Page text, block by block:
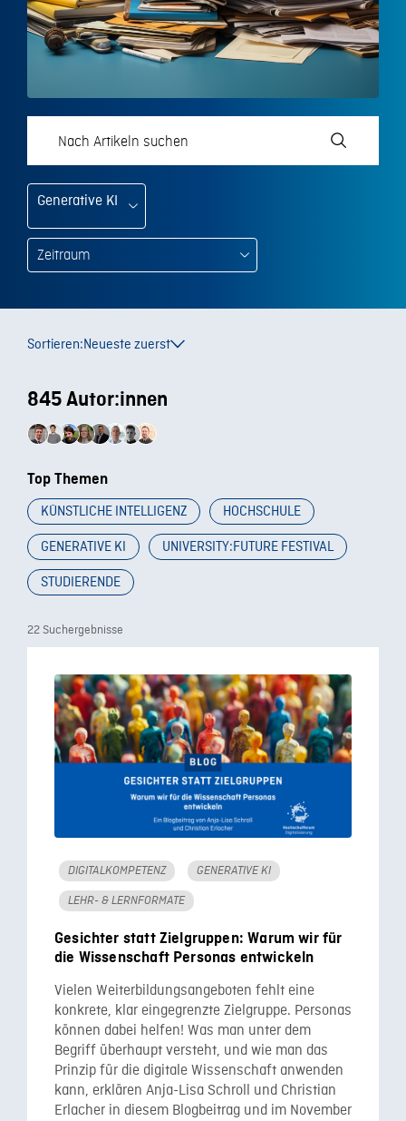
Generative KI
Sortieren:Neueste zuerst
22 Suchergebnisse
DIGITALKOMPETENZ GENERATIVE KI
LEHR- & LERNFORMATE
Gesichter statt Zielgruppen: Warum wir für
die Wissenschaft Personas entwickeln
Vielen Weiterbildungsangeboten fehlt eine
konkrete, klar eingegrenzte Zielgruppe. Personas
können dabei helfen! Was man unter dem
Begriff überhaupt versteht, und wie man das
Prinzip für die digitale Wissenschaft anwenden
kann, erklären Anja-Lisa Schroll und Christian
Erlacher in diesem Blogbeitrag und im November
845 Autor:innen
Top Themen
KÜNSTLICHE INTELLIGENZ
HOCHSCHULE
GENERATIVE KI
UNIVERSITY:FUTURE FESTIVAL
STUDIERENDE